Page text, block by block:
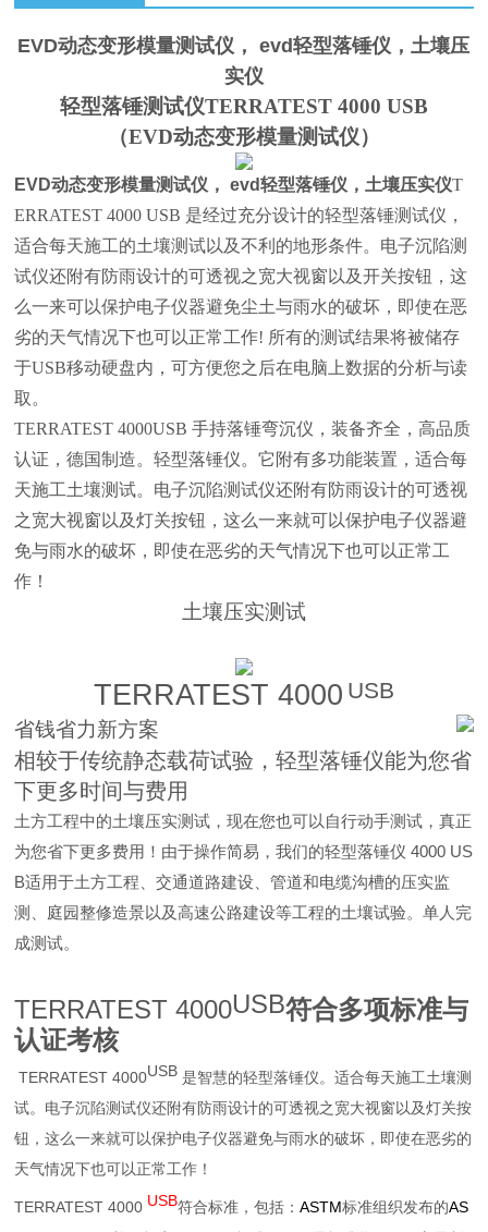
EVD动态变形模量测试仪， evd轻型落锤仪，土壤压
实仪
轻型落锤测试仪TERRATEST 4000 USB
（EVD动态变形模量测试仪）
EVD动态变形模量测试仪， evd轻型落锤仪，土壤压实仪T
ERRATEST 4000 USB 是经过充分设计的轻型落锤测试仪，
适合每天施工的土壤测试以及不利的地形条件。电子沉陷测
试仪还附有防雨设计的可透视之宽大视窗以及开关按钮，这
么一来可以保护电子仪器避免尘土与雨水的破坏，即使在恶
劣的天气情况下也可以正常工作! 所有的测试结果将被储存
于USB移动硬盘内，可方便您之后在电脑上数据的分析与读
取。
TERRATEST 4000USB 手持落锤弯沉仪，装备齐全，高品质
认证，德国制造。轻型落锤仪。它附有多功能装置，适合每
天施工土壤测试。电子沉陷测试仪还附有防雨设计的可透视
之宽大视窗以及灯关按钮，这么一来就可以保护电子仪器避
免与雨水的破坏，即使在恶劣的天气情况下也可以正常工
作！
土壤压实测试
TERRATEST 4000 USB
省钱省力新方案
相较于传统静态载荷试验，轻型落锤仪能为您省
下更多时间与费用
土方工程中的土壤压实测试，现在您也可以自行动手测试，真正
为您省下更多费用！由于操作简易，我们的轻型落锤仪 4000 US
B适用于土方工程、交通道路建设、管道和电缆沟槽的压实监
测、庭园整修造景以及高速公路建设等工程的土壤试验。单人完
成测试。
TERRATEST 4000USB符合多项标准与
认证考核
TERRATEST 4000USB 是智慧的轻型落锤仪。适合每天施工土壤测
试。电子沉陷测试仪还附有防雨设计的可透视之宽大视窗以及灯关按
钮，这么一来就可以保护电子仪器避免与雨水的破坏，即使在恶劣的
天气情况下也可以正常工作！
TERRATEST 4000 USB符合标准，包括：ASTM标准组织发布的AS